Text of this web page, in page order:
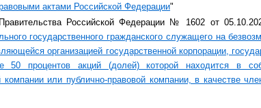
актами Российской Федерации"
Российской Федерации № 1602 от
государственного гражданского служащего на
организацией государственной корпорации,
50 процентов акций (долей) которой находится в
компании или публично-правовой компании, в качестве